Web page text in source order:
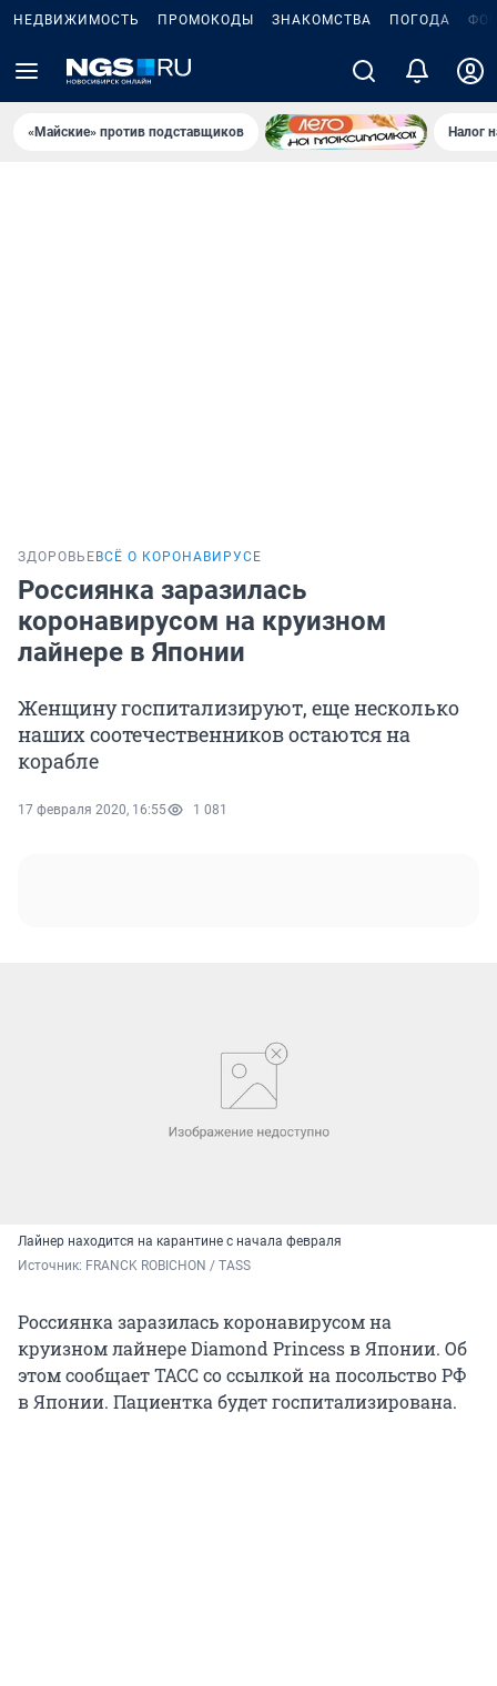
НЕДВИЖИМОСТЬ ПРОМОКОДЫ ЗНАКОМСТВА ПОГОДА
«Майские» против подставщиков Налог
ЗДОРОВЬЕ ВСЁ О КОРОНАВИРУСЕ
Россиянка заразилась
коронавирусом на круизном
лайнере в Японии
Женщину госпитализируют, еще несколько
наших соотечественников остаются на
корабле
17 февраля 2020, 16:55 1 081
Лайнер находится на карантине с начала февраля
Источник: FRANCK ROBICHON / TASS
Россиянка заразилась коронавирусом на
круизном лайнере Diamond Princess в Японии. Об
этом сообщает ТАСС со ссылкой на посольство РФ
в Японии. Пациентка будет госпитализирована.